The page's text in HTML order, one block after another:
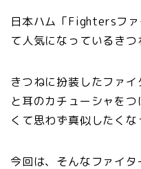
日本ハム「Fightersフ
て人気になっているきつ
きつねに扮装したファ
と耳のカチューシャを
くて思わず真似したくな
今回は、そんなファイ